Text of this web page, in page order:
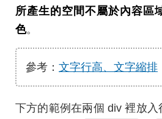
所產生的空間不屬於內容區
色。
參考： 文字行高、文字縮排
下方的範例在兩個 div 裡放